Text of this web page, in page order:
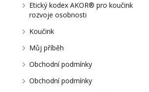
Etický kodex AKOR® pro koučink
rozvoje osobnosti
Koučink
Můj příběh
Obchodní podmínky
Obchodní podmínky